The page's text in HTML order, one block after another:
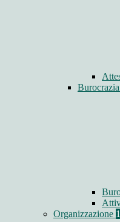
Organizzazione 1